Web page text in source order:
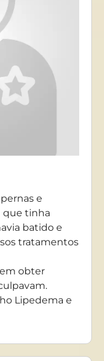
e
que tinha
batido e
tratamentos
obter
Lipedema e